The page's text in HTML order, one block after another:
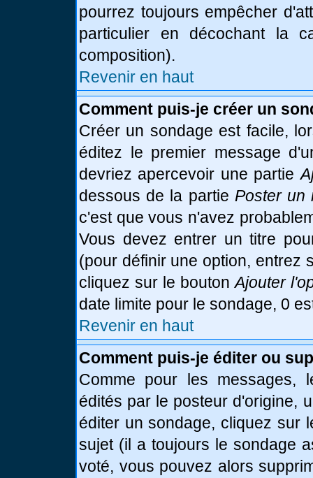
pourrez toujours empêcher
particulier en décochant la
composition).
Revenir en haut
Comment puis-je créer un
Créer un sondage est facile,
éditez le premier message
devriez apercevoir une partie
dessous de la partie Poster un
c'est que vous n'avez
Vous devez entrer un titre
(pour définir une option, entrez
cliquez sur le boutonAjouter
date limite pour le sondage, 0
Revenir en haut
Comment puis-je éditer ou
Comme pour les messages,
édités par le posteur d'origine,
éditer un sondage, cliquez sur
sujet (il a toujours le sondage
voté, vous pouvez alors